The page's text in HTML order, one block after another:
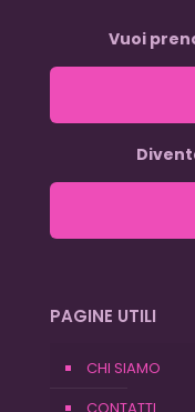
Vuoi
PAGINE UTILI
CHI SIAMO